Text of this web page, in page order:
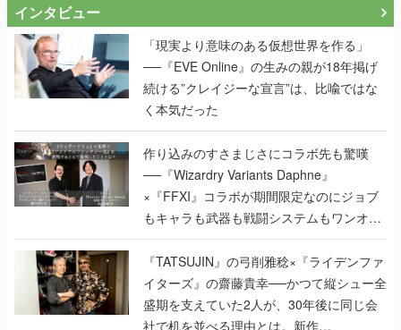
インタビュー
「現実より意味のある仮想世界を作る」
──『EVE Online』の生みの親が18年掲げ
続ける”クレイジーな宣言”は、比喩ではな
く本気だった
作り込みのすさまじさにコラボ先も驚嘆
──『Wizardry Variants Daphne』
×『FFXI』コラボが期間限定なのにジョブ
もキャラも武器も戦闘システムもワンオフ
で作り込まれた理由を両ディレクターに聞
く
『TATSUJIN』の弓削雅稔×『ライデンファ
イターズ』の齋藤貴幸──かつて縦シュー全
盛期を支えていた2人が、30年後に同じ会
社で机を並べる理由とは。新作